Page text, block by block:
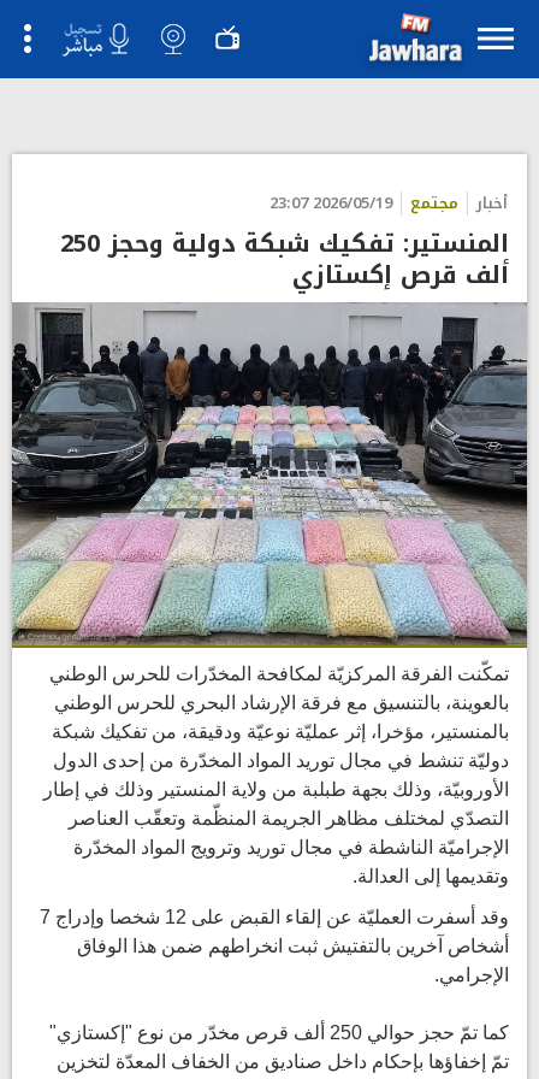
أخبار مجتمع 2026/05/19 23:07
المنستير: تفكيك شبكة دولية وحجز 250
ألف قرص إكستازي
تمكّنت الفرقة المركزيّة لمكافحة المخدّرات للحرس الوطني
بالعوينة، بالتنسيق مع فرقة الإرشاد البحري للحرس الوطني
بالمنستير، مؤخرا، إثر عمليّة نوعيّة ودقيقة، من تفكيك شبكة
دوليّة تنشط في مجال توريد المواد المخدّرة من إحدى الدول
الأوروبيّة، وذلك بجهة طبلبة من ولاية المنستير وذلك في إطار
التصدّي لمختلف مظاهر الجريمة المنظّمة وتعقّب العناصر
الإجراميّة الناشطة في مجال توريد وترويج المواد المخدّرة
وتقديمها إلى العدالة.
وقد أسفرت العمليّة عن إلقاء القبض على 12 شخصا وإدراج 7
أشخاص آخرين بالتفتيش ثبت انخراطهم ضمن هذا الوفاق
الإجرامي.
كما تمّ حجز حوالي 250 ألف قرص مخدّر من نوع "إكستازي"
تمّ إخفاؤها بإحكام داخل صناديق من الخفاف المعدّة لتخزين